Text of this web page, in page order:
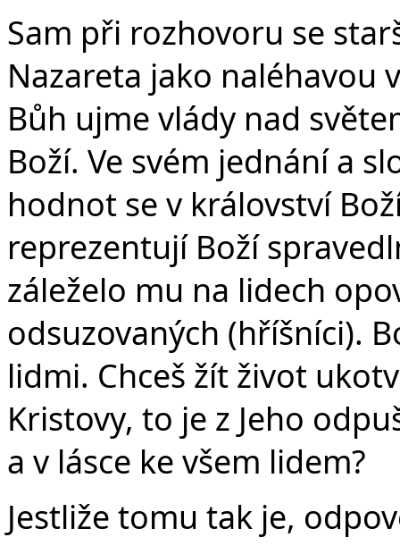
Sam při rozhovoru se
Nazareta jako naléhavou
Bůh ujme vlády nad
Boží. Ve svém jednání a
hodnot se v království
reprezentují Boží
záleželo mu na lidech
odsuzovaných (hříšníci).
lidmi. Chceš žít život
Kristovy, to je z Jeho
a v lásce ke všem lidem?
Jestliže tomu tak je,